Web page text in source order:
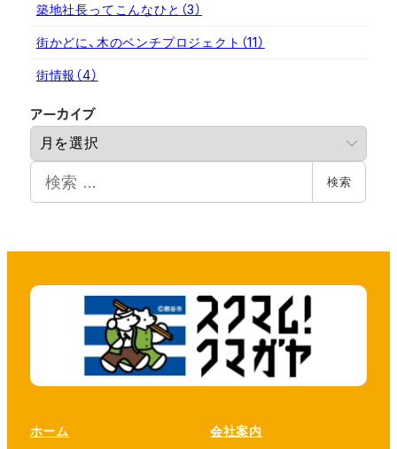
築地社長ってこんなひと （3）
街かどに、木のベンチプロジェクト （11）
街情報 （4）
アーカイブ
カ
検索
ホーム
会社案内